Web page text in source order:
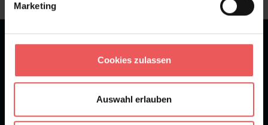
Marketing
Cookies zulassen
Auswahl erlauben
★★★★★Bei 1245 Bewertungen
Newsletter